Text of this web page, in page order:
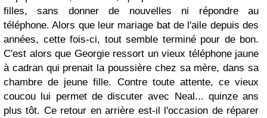
filles, sans donner de nouvelles ni répondre au
téléphone. Alors que leur mariage bat de l'aile depuis des
années, cette fois-ci, tout semble terminé pour de bon.
C'est alors que Georgie ressort un vieux téléphone jaune
à cadran qui prenait la poussière chez sa mère, dans sa
chambre de jeune fille. Contre toute attente, ce vieux
coucou lui permet de discuter avec Neal... quinze ans
plus tôt. Ce retour en arrière est-il l'occasion de réparer